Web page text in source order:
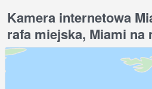
Kamera internetowa
rafa miejska, Miami na